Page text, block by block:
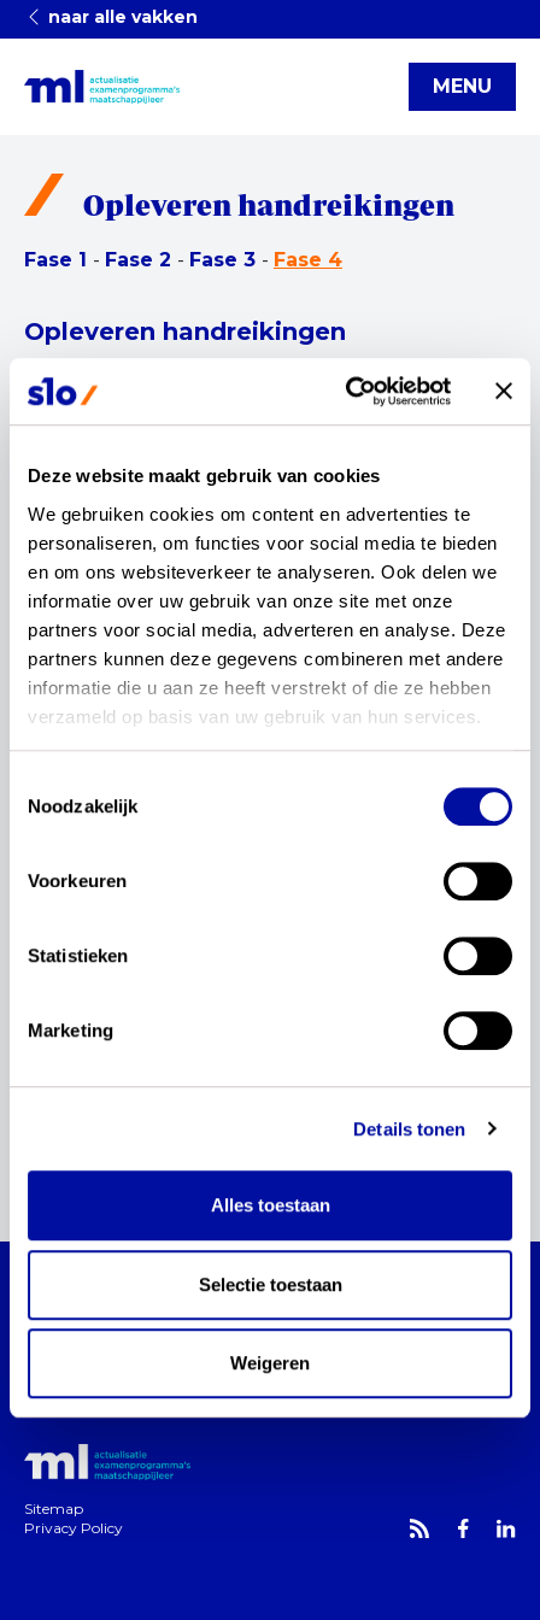
Deze website maakt gebruik van cookies
We gebruiken cookies om content en advertenties te
personaliseren, om functies voor social media te bieden
en om ons websiteverkeer te analyseren. Ook delen we
informatie over uw gebruik van onze site met onze
partners voor social media, adverteren en analyse. Deze
partners kunnen deze gegevens combineren met andere
informatie die u aan ze heeft verstrekt of die ze hebben
verzameld op basis van uw gebruik van hun services.
Noodzakelijk
Voorkeuren
Statistieken
Marketing
Details tonen
Alles toestaan
Selectie toestaan
Weigeren
naar alle vakken
MENU
Opleveren handreikingen
Fase 1 - Fase 2 - Fase 3 - Fase 4
Opleveren handreikingen
Om leraren en andere betrokkenen te inspireren
hun onderwijs en toetsing vorm te geven vanuit
ontwikkelt SLO handreikingen. Deze
voorschrijvend.
Tijdens de fase van beproeven gaan we voor
maatschappijleer in elk geval met leraren en
schoolleiders in gesprek, maar ook met in elk geval
vakvereniging NVLM en LOOMM, het netwerk
voor lerarenopleiders maatschappijleer. De vraag
aan hen is welke informatie, gespreksleidraden en
voorbeelden nodig zijn om de bedoeling en
goed te gebruiken in het onderwijs en bij toetsen.
Deze gesprekken en de goede voorbeelden die
worden opgehaald tijdens de fase van beproeven
leiden uiteindelijk tot de ontwikkeling van
wil je dit delen?
Actualisatie examenprogramma's
maatschappijleer
Blijf via dit platform op de hoogte van de
Sitemap
Privacy Policy